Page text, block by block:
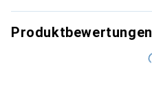
Produktbewertungen